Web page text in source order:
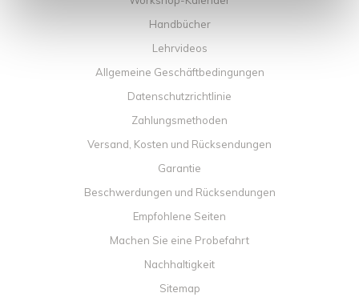
Handbücher
Lehrvideos
Allgemeine Geschäftbedingungen
Datenschutzrichtlinie
Zahlungsmethoden
Versand, Kosten und Rücksendungen
Garantie
Beschwerdungen und Rücksendungen
Empfohlene Seiten
Machen Sie eine Probefahrt
Nachhaltigkeit
Sitemap